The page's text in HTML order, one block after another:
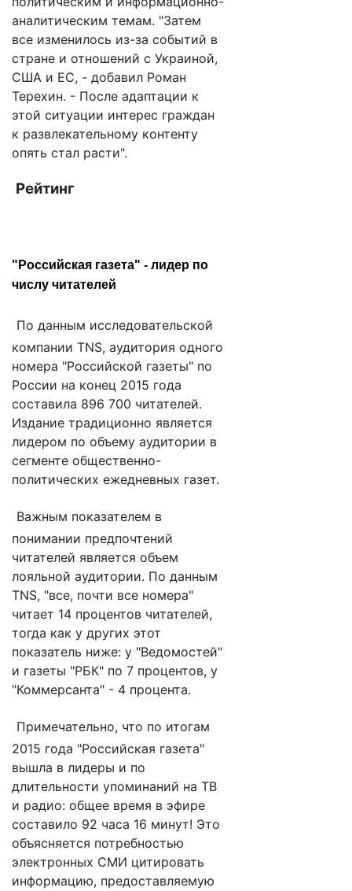
аналитическим темам. "Затем
все изменилось из-за событий в
стране и отношений с Украиной,
США и ЕС, - добавил Роман
Терехин. - После адаптации к
этой ситуации интерес граждан
к развлекательному контенту
опять стал расти".
Рейтинг
"Российская газета" - лидер по
числу читателей
По данным исследовательской
компании TNS, аудитория одного
номера "Российской газеты" по
России на конец 2015 года
составила 896 700 читателей.
Издание традиционно является
лидером по объему аудитории в
сегменте общественно-
политических ежедневных газет.
Важным показателем в
понимании предпочтений
читателей является объем
лояльной аудитории. По данным
TNS, "все, почти все номера"
читает 14 процентов читателей,
тогда как у других этот
показатель ниже: у "Ведомостей"
и газеты "РБК" по 7 процентов, у
"Коммерсанта" - 4 процента.
Примечательно, что по итогам
2015 года "Российская газета"
вышла в лидеры и по
длительности упоминаний на ТВ
и радио: общее время в эфире
составило 92 часа 16 минут! Это
объясняется потребностью
электронных СМИ цитировать
информацию, предоставляемую